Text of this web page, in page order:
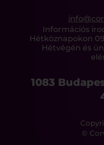
Információs
Hétköznapokon
Hétvégén és
1083
©